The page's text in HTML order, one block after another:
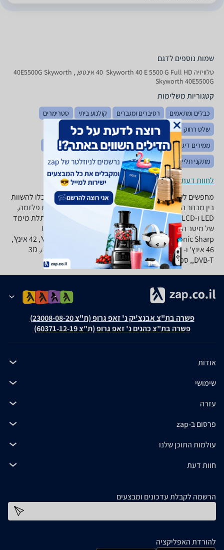
שמות נוספים לדגם
טלוויזיה Skyworth 40 E 5500 G Full HD ‏ 40 ‏אינטש, 40E5500G Skyworth ,
Skyworth 40E5500G
קטגוריות משלימות
כבלים ומתאמים רסיברים ומגברים קולנוע ביתי
סטרימרים
שלט רחוק
מקרנים מקרני קול / סאונד-בר
רמקולים
ממירים דיגיטליים
מציאות מדומה
מזנונים ושולחנות טלוויזיה
מתקני תלייה
לחוות דעת ופרטי החנויות
מחפשים לקנות טלויזיה חדשה? ב-zap השוואת מחירים תוכלו להשוות
בין מבחר הטלוויזיות הגדול בישראל! מגוון רחב של טלויזיות פלזמה,
LED ו-LCD, מבחר טלוויזיות חכמות (Smart TV) וטלויזיות תלת מימד
של מיטב המותגים כגון : טושיבה, סמסונג, סוני, LG, Philips
,Panasonic Sharp ועוד במגוון גדלים פופולאריים: 32 אינץ', 42 אינץ',
46 אינץ' ו- 55 אינץ'. סננו לפי אפשרויות גודל מסך, רזולוציה, 3D
,DVB-T, סמארט ועוד.
פשרה בת"צ אבנצ'יק נ' זאפ גרופ (ת"צ 23008-08-20)
פשרה בת"צ כהנים נ' זאפ גרופ (ת"צ 60371-12-19)
אודות
שימושי
עזרה
פרסום ב-zap
עולמות התוכן שלנו
חוות דעת
הרשמה לקבלת עדכונים ומבצעים
להורדת האפליקציה